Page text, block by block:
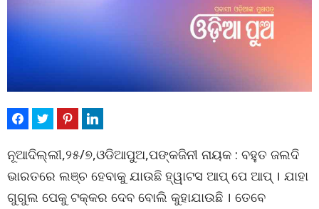
ନୂଆଦିଲ୍ଲୀ,୨୫/୭,ଓଡିଆପୁଅ,ପଙ୍କଜିନୀ ନାୟକ : ବହୁତ ଜଲଦି
ଭାରତରେ ଲଞ୍ଚ ହେବାକୁ ଯାଉଛି ହ୍ୱାଟସ ଆପ୍ ପେ ଆପ୍ । ଯାହା
ଗୁଗୁଲ ପେକୁ ଟକ୍କର ଦେବ ବୋଲି କୁହାଯାଉଛି । ତେବେ